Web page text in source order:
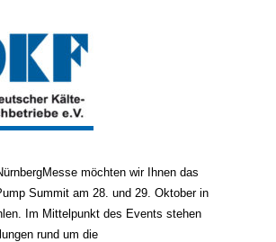
möchten wir Ihnen das
Summit am 28. und 29. Oktober in
Im Mittelpunkt des Events stehen
rund um die